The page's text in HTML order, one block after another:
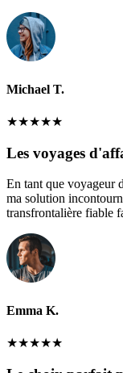
Michael T.
★★★★★
Les voyages
En tant que voyageur
ma solution
transfrontalière fiable
Emma K.
★★★★★